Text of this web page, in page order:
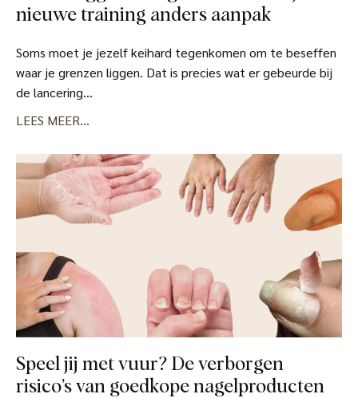
nieuwe training anders aanpak
Soms moet je jezelf keihard tegenkomen om te beseffen
waar je grenzen liggen. Dat is precies wat er gebeurde bij
de lancering...
LEES MEER...
Speel jij met vuur? De verborgen
risico’s van goedkope nagelproducten